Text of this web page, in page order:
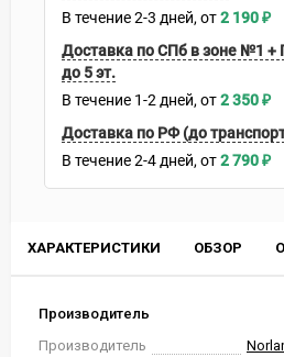
ХАРАКТЕРИСТИКИ ОБЗОР
Производитель
Производитель
В течение2-3 дней 2 190₽
Доставка по СПб в зоне №1 +
до 5 эт.
В течение 1-2 дней 2 350₽
Доставка по РФ (до
В течение2-4 дней 2 790₽